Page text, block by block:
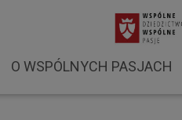
O WSPÓLNYCH PASJACH
WDWP (2)